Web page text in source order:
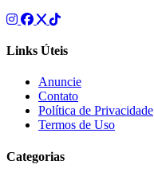
Links Úteis
Anuncie
Contato
Política de Privacidade
Termos de Uso
Categorias